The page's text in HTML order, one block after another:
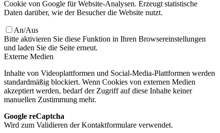
Cookie von Google für Website-Analysen. Erzeugt statistische
Daten darüber, wie der Besucher die Website nutzt.
An/Aus
Bitte aktivieren Sie diese Funktion in Ihren Browsereinstellungen
und laden Sie die Seite erneut.
Externe Medien
Inhalte von Videoplattformen und Social-Media-Plattformen werden
standardmäßig blockiert. Wenn Cookies von externen Medien
akzeptiert werden, bedarf der Zugriff auf diese Inhalte keiner
manuellen Zustimmung mehr.
Google reCaptcha
Wird zum Validieren der Kontaktformulare verwendet.